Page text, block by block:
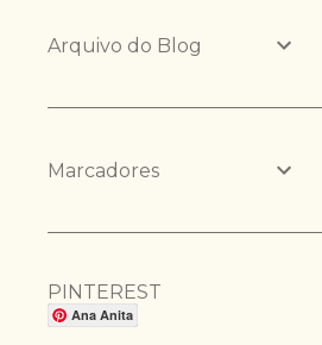
Arquivo do Blog
Marcadores
PINTEREST
Ana Anita